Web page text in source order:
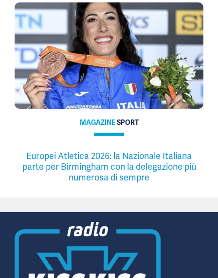
MAGAZINESPORT
Europei Atletica 2026: la Nazionale Italiana
parte per Birmingham con la delegazione più
numerosa di sempre